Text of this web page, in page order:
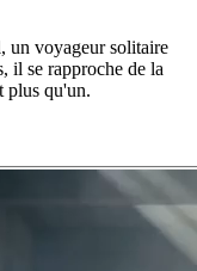
un voyageur solitaire
il se rapproche de la
plus qu'un.